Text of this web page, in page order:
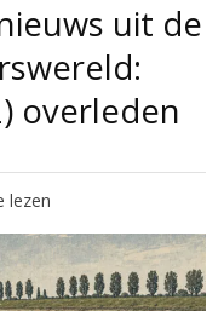
uit de
overleden
lezen